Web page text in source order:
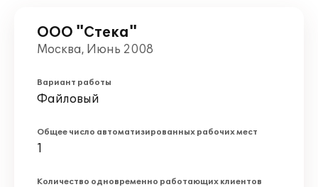
ООО "Стека"
Москва, Июнь 2008
Вариант работы
Файловый
Общее число автоматизированных рабочих мест
1
Количество одновременно работающих клиентов